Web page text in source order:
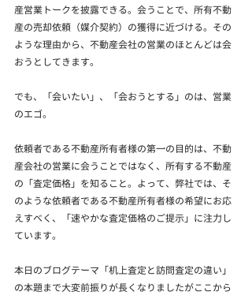
産営業トークを披露できる。会うことで、所有不動
産の売却依頼（媒介契約）の獲得に近づける。その
ような理由から、不動産会社の営業のほとんどは会
おうとしてきます。
でも、「会いたい」、「会おうとする」のは、営業
のエゴ。
依頼者である不動産所有者様の第一の目的は、不動
産会社の営業に会うことではなく、所有する不動産
の「査定価格」を知ること。よって、弊社では、そ
のような依頼者である不動産所有者様の希望にお応
えすべく、「速やかな査定価格のご提示」に注力し
ています。
本日のブログテーマ「机上査定と訪問査定の違い」
の本題まで大変前振りが長くなりましたがここから